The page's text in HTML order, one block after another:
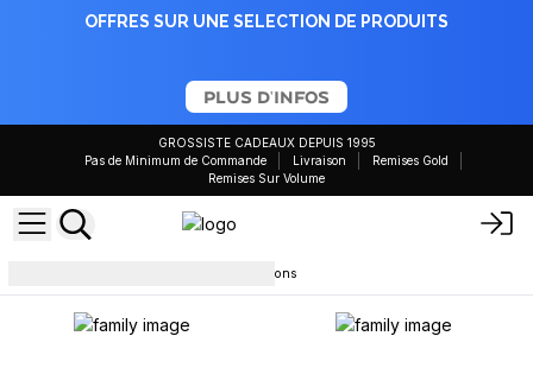
OFFRES SUR UNE SELECTION DE PRODUITS
PLUS D'INFOS
GROSSISTE CADEAUX DEPUIS 1995
Pas de Minimum de Commande
Livraison
Remises Gold
Remises Sur Volume
Boîtes Kraft pour Flacons